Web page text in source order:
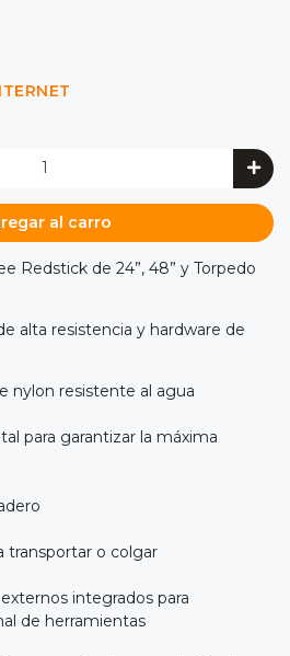
al carro
Redstick de 24”, 48” y Torpedo
alta resistencia y hardware de
nylon resistente al agua
para garantizar la máxima
transportar o colgar
integrados para
de herramientas